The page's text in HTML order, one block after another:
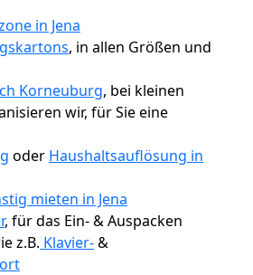
in Jena
, in allen Größen und
Korneuburg, bei kleinen
wir, für Sie eine
oder Haushaltsauflösung in
mieten in Jena
, für das Ein- & Auspacken
z.B. Klavier-&